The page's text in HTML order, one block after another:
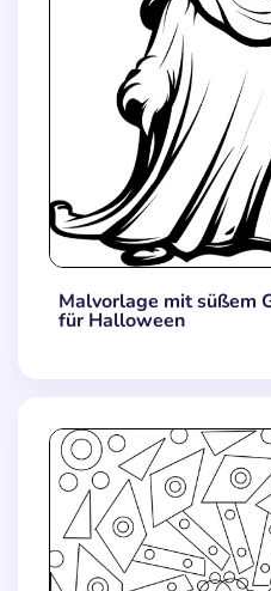
Malvorlage mit süßem
für Halloween